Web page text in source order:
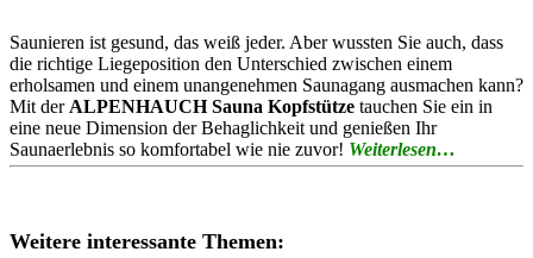
Saunieren ist gesund, das weiß jeder. Aber wussten Sie auch, dass
die richtige Liegeposition den Unterschied zwischen einem
erholsamen und einem unangenehmen Saunagang ausmachen kann?
Mit der ALPENHAUCH Sauna Kopfstütze tauchen Sie ein in
eine neue Dimension der Behaglichkeit und genießen Ihr
Saunaerlebnis so komfortabel wie nie zuvor! Weiterlesen…
Weitere interessante Themen: